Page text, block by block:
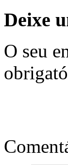
Deixe
O seu